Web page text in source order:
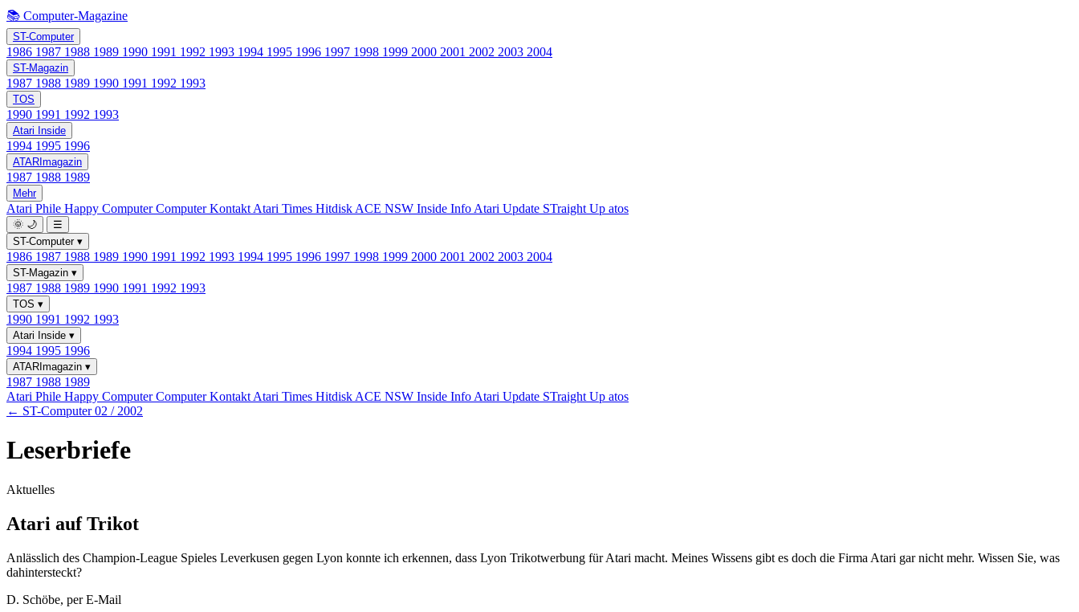
📚 Computer-Magazine
ST-Computer
1986 1987 1988 1989 1990 1991 1992 1993 1994 1995 1996 1997 1998 1999 2000 2001 2002 2003 2004
ST-Magazin
1987 1988 1989 1990 1991 1992 1993
TOS
1990 1991 1992 1993
Atari Inside
1994 1995 1996
ATARImagazin
1987 1988 1989
Mehr
Atari Phile Happy ComputerComputer Kontakt Atari Times Hitdisk ACE NSW Inside Info Atari Update STraight Up atos
🌞 🌙
☰
ST-Computer ▾
1986 1987 1988 1989 1990 1991 1992 1993 1994 1995 1996 1997 1998 1999 2000 2001 2002 2003 2004
ST-Magazin ▾
1987 1988 1989 1990 1991 1992 1993
TOS ▾
1990 1991 1992 1993
Atari Inside ▾
1994 1995 1996
ATARImagazin ▾
1987 1988 1989
Atari Phile Happy ComputerComputer Kontakt Atari Times Hitdisk ACE NSW Inside Info Atari Update STraight Up atos
← ST-Computer 02 / 2002
Leserbriefe
Aktuelles
Atari auf Trikot
Anlässlich des Champion-League Spieles Leverkusen gegen Lyon konnte ich erkennen, dass Lyon Trikotwerbung für Atari macht. Meines Wissens gibt es doch die Firma Atari gar nicht mehr. Wissen Sie, was
dahintersteckt?
D. Schöbe, per E-Mail